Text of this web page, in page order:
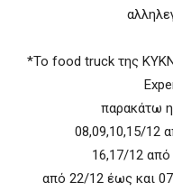
*Το food truck της
παρακάτω
08,09,10,15/12
16,17/12 από
από 22/12 έως και